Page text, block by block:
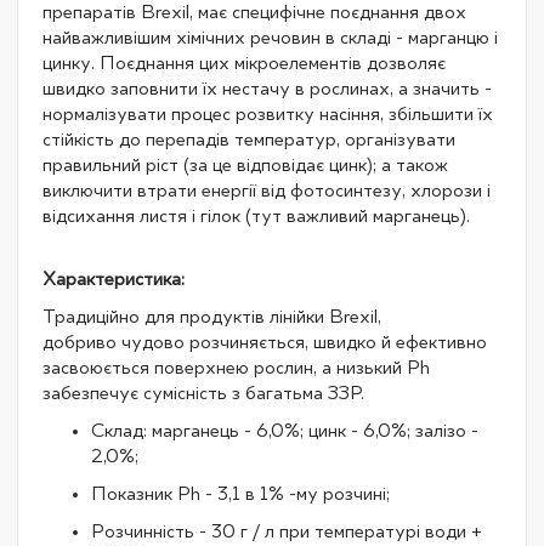
препаратів Brexil, має специфічне поєднання двох
найважливішим хімічних речовин в складі - марганцю і
цинку. Поєднання цих мікроелементів дозволяє
швидко заповнити їх нестачу в рослинах, а значить -
нормалізувати процес розвитку насіння, збільшити їх
стійкість до перепадів температур, організувати
правильний ріст (за це відповідає цинк); а також
виключити втрати енергії від фотосинтезу, хлорози і
відсихання листя і гілок (тут важливий марганець).
Характеристика:
Традиційно для продуктів лінійки Brexil,
добриво чудово розчиняється, швидко й ефективно
засвоюється поверхнею рослин, а низький Ph
забезпечує сумісність з багатьма ЗЗР.
Склад: марганець - 6,0%; цинк - 6,0%; залізо -
2,0%;
Показник Ph - 3,1 в 1% -му розчині;
Розчинність - 30 г / л при температурі води +